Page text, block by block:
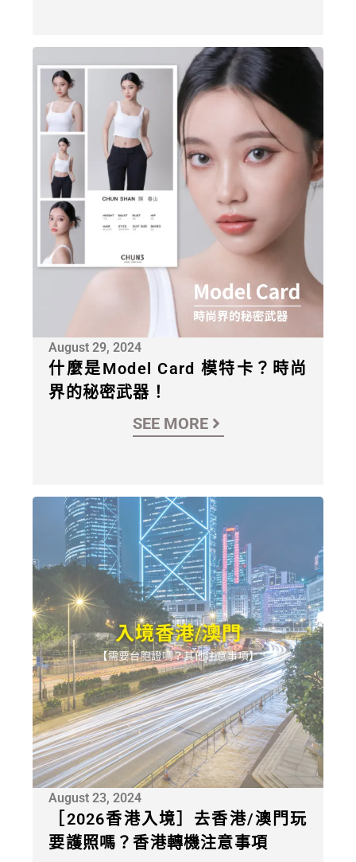
August 29, 2024
什麼是Model Card 模特卡？時尚
界的秘密武器！
SEE MORE
August 23, 2024
［2026香港入境］去香港/澳門玩
要護照嗎？香港轉機注意事項